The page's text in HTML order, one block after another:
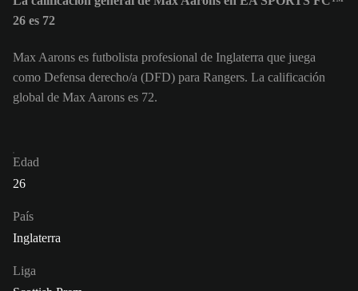
26 es 72
Max Aarons es futbolista profesional de Inglaterra que juega
como Defensa derecho/a (DFD) para Rangers. La calificación
global de Max Aarons es 72.
Edad
26
País
Inglaterra
Liga